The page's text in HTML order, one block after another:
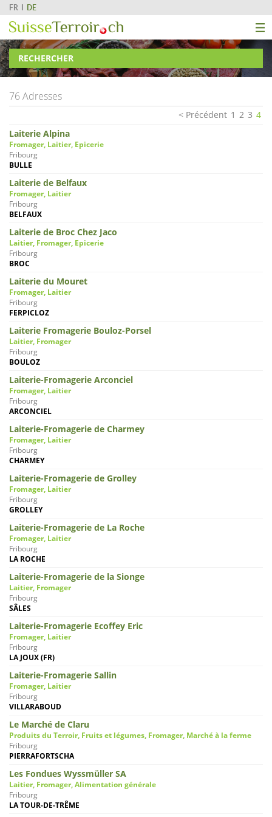
FR DE
RECHERCHER
76 Adresses
Précédent 1 2 3 4
Laiterie Alpina
Fromager, Laitier, Epicerie
Fribourg
BULLE
Laiterie de Belfaux
Fromager, Laitier
Fribourg
BELFAUX
Laiterie de Broc Chez Jaco
Laitier, Fromager, Epicerie
Fribourg
BROC
Laiterie du Mouret
Fromager, Laitier
Fribourg
FERPICLOZ
Laiterie Fromagerie Bouloz-Porsel
Laitier, Fromager
Fribourg
BOULOZ
Laiterie-Fromagerie Arconciel
Fromager, Laitier
Fribourg
ARCONCIEL
Laiterie-Fromagerie de Charmey
Fromager, Laitier
Fribourg
CHARMEY
Laiterie-Fromagerie de Grolley
Fromager, Laitier
Fribourg
GROLLEY
Laiterie-Fromagerie de La Roche
Fromager, Laitier
Fribourg
LA ROCHE
Laiterie-Fromagerie de la Sionge
Laitier, Fromager
Fribourg
SÂLES
Laiterie-Fromagerie Ecoffey Eric
Fromager, Laitier
Fribourg
LA JOUX (FR)
Laiterie-Fromagerie Sallin
Fromager, Laitier
Fribourg
VILLARABOUD
Le Marché de Claru
Produits du Terroir, Fruits et légumes, Fromager, Marché à la ferme
Fribourg
PIERRAFORTSCHA
Les Fondues Wyssmüller SA
Laitier, Fromager, Alimentation générale
Fribourg
LA TOUR-DE-TRÊME